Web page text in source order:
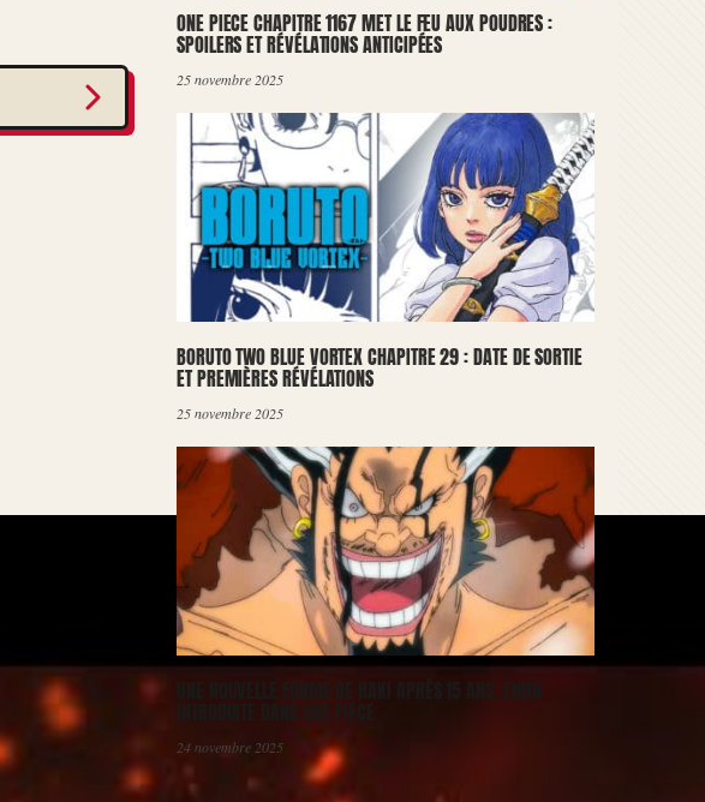
ONE PIECE CHAPITRE 1167 MET LE FEU AUX POUDRES :
SPOILERS ET RÉVÉLATIONS ANTICIPÉES
25 novembre 2025
BORUTO TWO BLUE VORTEX CHAPITRE 29 : DATE DE SORTIE
ET PREMIÈRES RÉVÉLATIONS
25 novembre 2025
INTRODUITE DANS ONE PIECE
24 novembre 2025